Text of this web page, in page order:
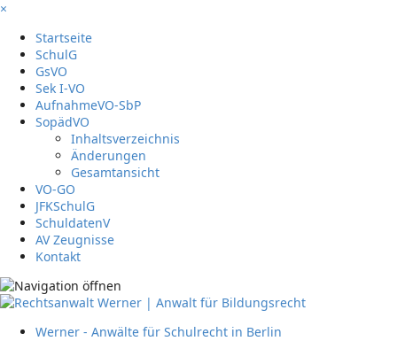
×
Startseite
SchulG
GsVO
Sek I-VO
AufnahmeVO-SbP
SopädVO
Inhaltsverzeichnis
Änderungen
Gesamtansicht
VO-GO
JFKSchulG
SchuldatenV
AV Zeugnisse
Kontakt
Werner - Anwälte für Schulrecht in Berlin